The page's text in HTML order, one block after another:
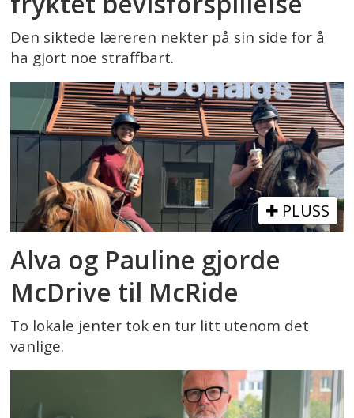
Den siktede læreren nekter på sin side for å
ha gjort noe straffbart.
PLUSS
Alva og Pauline gjorde
McDrive til McRide
To lokale jenter tok en tur litt utenom det
vanlige.